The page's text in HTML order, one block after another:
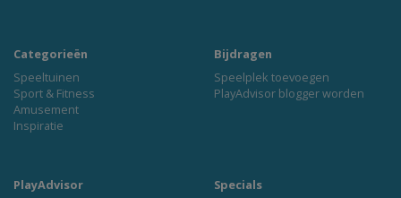
Categorieën
Speeltuinen
Sport & Fitness
Amusement
Inspiratie
Bijdragen
Speelplek toevoegen
PlayAdvisor blogger worden
PlayAdvisor
Specials